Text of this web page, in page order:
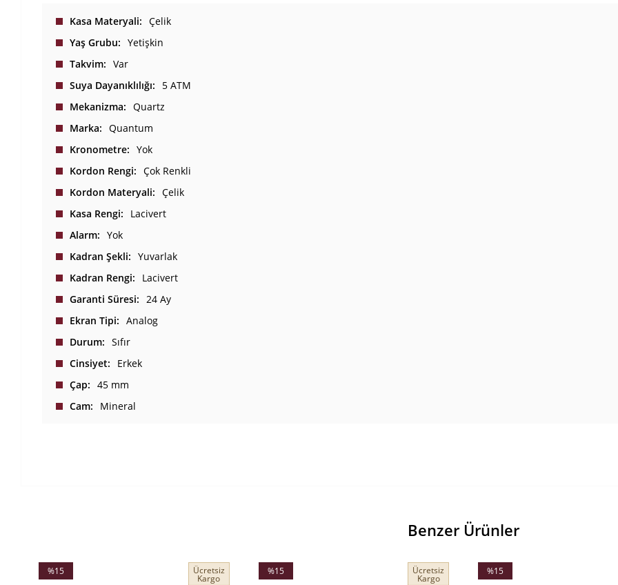
Kasa Materyali
Çelik
Yaş Grubu
Yetişkin
Takvim
Var
Suya Dayanıklılığı
5 ATM
Mekanizma
Quartz
Marka
Quantum
Kronometre
Yok
Kordon Rengi
Çok Renkli
Kordon Materyali
Çelik
Kasa Rengi
Lacivert
Alarm
Yok
Kadran Şekli
Yuvarlak
Kadran Rengi
Lacivert
Garanti Süresi
24 Ay
Ekran Tipi
Analog
Durum
Sıfır
Cinsiyet
Erkek
Çap
45 mm
Cam
Mineral
Benzer Ürünler
%15
Ücretsiz
Kargo
%15
Ücretsiz
Kargo
%15